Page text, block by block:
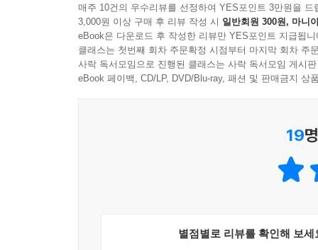
--- p.155
일반적인 상식에서는 고객과 식사한 것은 비용으
세법에서는 다르다. 개인카드를 사용했는지, 법인
--- p.165
방법을 택하는 게 유리하다.
매주 10건의 우수리뷰를 선정하여 YES포인트 3만원을 드
3,000원 이상 구매 후 리뷰 작성 시 일반회원 300원, 마니
eBook은 다운로드 후 작성한 리뷰만 YES포인트 지급됩니
클래스는 첫번째 회차 주문확정 시점부터 마지막 회차 주
사락 독서모임으로 진행된 클래스는 사락 독서모임 게시
eBook 페이백, CD/LP, DVD/Blu-ray, 패션 및 판매금지 상
19
별점별로 리뷰를 확인해 보세